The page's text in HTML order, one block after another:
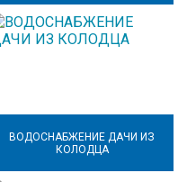
ВОДОСНАБЖЕНИЕ ДАЧИ ИЗ
КОЛОДЦА